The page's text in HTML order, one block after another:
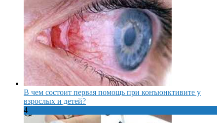
В чем состоит первая помощь при конъюнктивите у
взрослых и детей?
4